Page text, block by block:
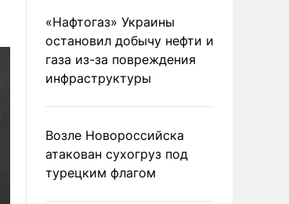
«Нафтогаз» Украины
остановил добычу нефти и
газа из-за повреждения
инфраструктуры
Возле Новороссийска
атакован сухогруз под
турецким флагом